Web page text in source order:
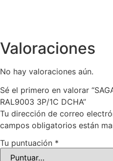
Valoraciones
No hay valoraciones aún.
Sé el primero en valorar
RAL9003 3P/1C DCHA”
Tu dirección de correo
campos obligatorios están
Tu puntuación *